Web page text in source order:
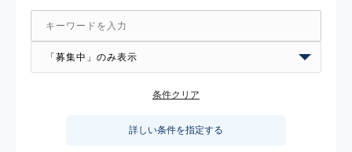
条件クリア
詳しい条件を指定する